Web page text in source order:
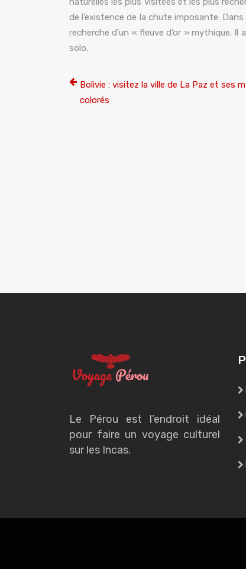
de l’existence de la chute imposante.
recherche d’un « fleuve d’or » mythique.
solo.
Bolivie : visitez la ville de La Paz et ses
colorés
Le Pérou est l’endroit idéal
pour faire un voyage culturel
sur les Incas.